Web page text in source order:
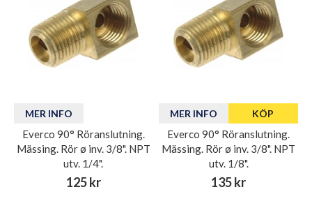
MER INFO
Everco 90° Röranslutning.
Mässing. Rör ø inv. 3/8". NPT
utv. 1/4".
125 kr
MER INFO KÖP
Everco 90° Röranslutning.
Mässing. Rör ø inv. 3/8". NPT
utv. 1/8".
135 kr